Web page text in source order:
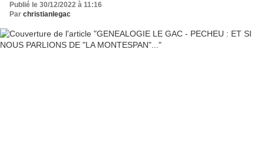
Publié le 30/12/2022 à 11:16
Par christianlegac